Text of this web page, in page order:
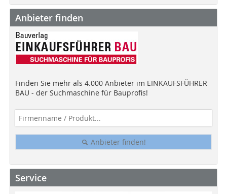
Anbieter finden
Finden Sie mehr als 4.000 Anbieter im EINKAUFSFÜHRER
BAU - der Suchmaschine für Bauprofis!
Anbieter finden!
Service